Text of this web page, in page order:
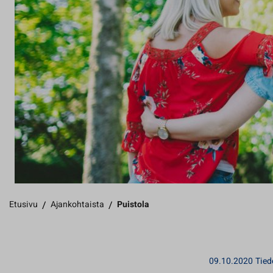
Etusivu / Ajankohtaista / Puistola
09.10.2020